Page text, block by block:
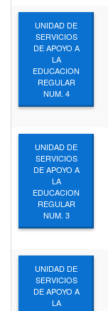
UNIDAD DE
SERVICIOS
DE APOYO A
LA
EDUCACION
REGULAR
NUM. 4
UNIDAD DE
SERVICIOS
DE APOYO A
LA
EDUCACION
REGULAR
NUM. 3
UNIDAD DE
SERVICIOS
DE APOYO A
LA